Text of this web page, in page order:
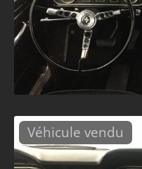
Véhicule vendu